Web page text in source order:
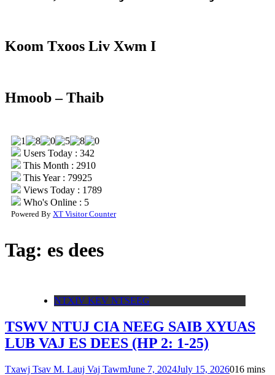
Koom Txoos Liv Xwm I
Hmoob – Thaib
Users Today : 342
This Month : 2910
This Year : 79925
Views Today : 1789
Who's Online : 5
Powered By XT Visitor Counter
Tag: es dees
NTXIV KEV NTSEEG
TSWV NTUJ CIA NEEG SAIB XYUAS
LUB VAJ ES DEES (HP 2: 1-25)
Txawj Tsav M. Lauj Vaj TawmJune 7, 2024July 15, 2026016 mins